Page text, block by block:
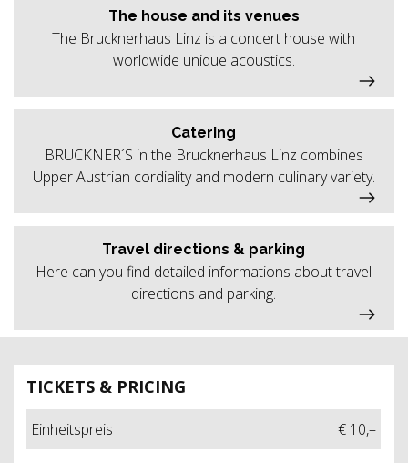
TICKETS & PRICING
Einheitspreis € 10,–
The house and its venues
The Brucknerhaus Linz is a concert house with
worldwide unique acoustics.
Catering
BRUCKNER´S in the Brucknerhaus Linz combines
Upper Austrian cordiality and modern culinary variety.
Travel directions & parking
Here can you find detailed informations about travel
directions and parking.